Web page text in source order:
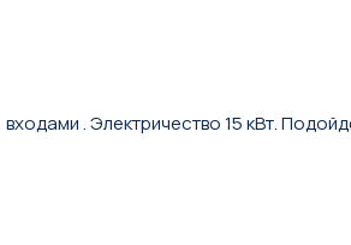
. Электричество 15 кВт.